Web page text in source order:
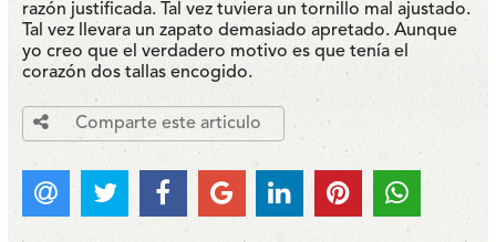
razón justificada. Tal vez tuviera un tornillo mal ajustado.
Tal vez llevara un zapato demasiado apretado. Aunque
yo creo que el verdadero motivo es que tenía el
corazón dos tallas encogido.
Comparte este articulo